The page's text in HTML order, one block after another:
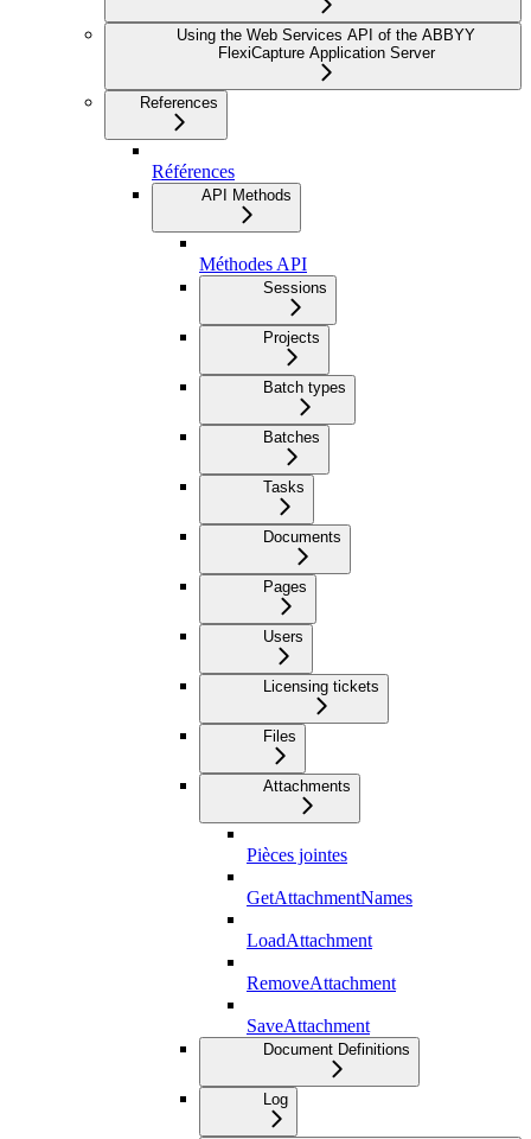
Using the Web Services API of the ABBYY
FlexiCapture Application Server
References
Références
API Methods
Méthodes API
Sessions
Projects
Batch types
Batches
Tasks
Documents
Pages
Users
Licensing tickets
Files
Attachments
Pièces jointes
GetAttachmentNames
LoadAttachment
RemoveAttachment
SaveAttachment
Document Definitions
Log